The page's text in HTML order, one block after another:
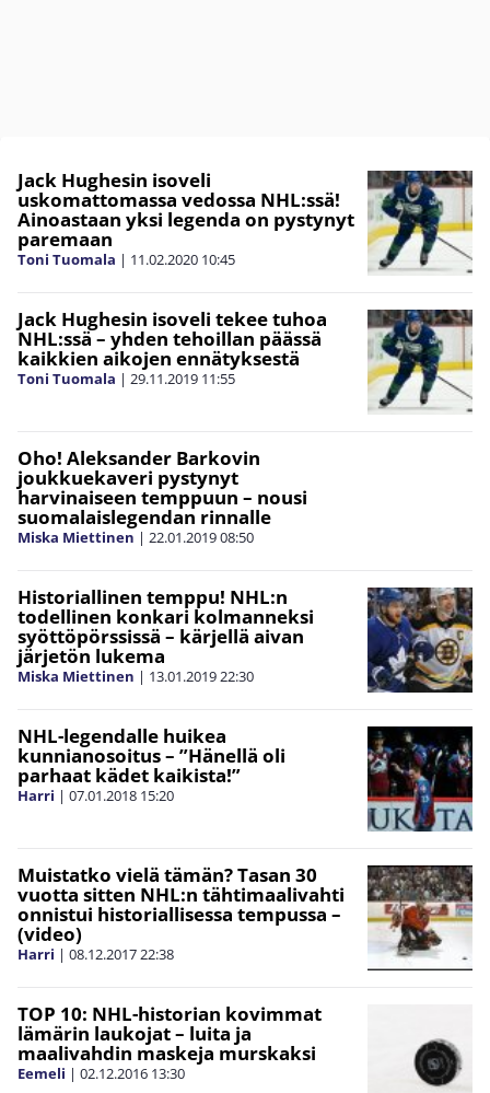
Jack Hughesin isoveli
uskomattomassa vedossa NHL:ssä!
Ainoastaan yksi legenda on pystynyt
paremaan
Toni Tuomala | 11.02.2020 10:45
Jack Hughesin isoveli tekee tuhoa
NHL:ssä – yhden tehoillan päässä
kaikkien aikojen ennätyksestä
Toni Tuomala | 29.11.2019 11:55
Oho! Aleksander Barkovin
joukkuekaveri pystynyt
harvinaiseen temppuun – nousi
suomalaislegendan rinnalle
Miska Miettinen | 22.01.201908:50
Historiallinen temppu! NHL:n
todellinen konkari kolmanneksi
syöttöpörssissä – kärjellä aivan
järjetön lukema
Miska Miettinen | 13.01.201922:30
NHL-legendalle huikea
kunnianosoitus – ”Hänellä oli
parhaat kädet kaikista!”
Harri | 07.01.2018 15:20
Muistatko vielä tämän? Tasan 30
vuotta sitten NHL:n tähtimaalivahti
onnistui historiallisessa tempussa –
(video)
Harri | 08.12.201722:38
TOP 10: NHL-historian kovimmat
lämärin laukojat – luita ja
maalivahdin maskeja murskaksi
Eemeli | 02.12.2016 13:30